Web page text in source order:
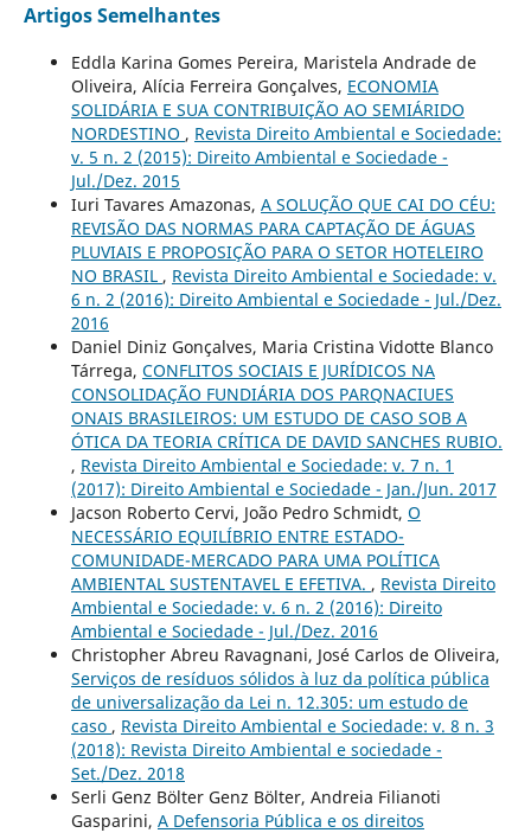
Artigos Semelhantes
Eddla Karina Gomes Pereira, Maristela Andrade de
Oliveira, Alícia Ferreira Gonçalves, ECONOMIA
SOLIDÁRIA E SUA CONTRIBUIÇÃO AO SEMIÁRIDO
NORDESTINO , Revista Direito Ambiental e Sociedade:
v. 5 n. 2 (2015): Direito Ambiental e Sociedade -
Jul./Dez. 2015
Iuri Tavares Amazonas, A SOLUÇÃO QUE CAI DO CÉU:
REVISÃO DAS NORMAS PARA CAPTAÇÃO DE ÁGUAS
PLUVIAIS E PROPOSIÇÃO PARA O SETOR HOTELEIRO
NO BRASIL , Revista Direito Ambiental e Sociedade: v.
6 n. 2 (2016): Direito Ambiental e Sociedade - Jul./Dez.
2016
Daniel Diniz Gonçalves, Maria Cristina Vidotte Blanco
Tárrega, CONFLITOS SOCIAIS E JURÍDICOS NA
CONSOLIDAÇÃO FUNDIÁRIA DOS PARQNACIUES
ONAIS BRASILEIROS: UM ESTUDO DE CASO SOB A
ÓTICA DA TEORIA CRÍTICA DE DAVID SANCHES RUBIO.
, Revista Direito Ambiental e Sociedade: v. 7 n. 1
(2017): Direito Ambiental e Sociedade - Jan./Jun. 2017
Jacson Roberto Cervi, João Pedro Schmidt, O
NECESSÁRIO EQUILÍBRIO ENTRE ESTADO-
COMUNIDADE-MERCADO PARA UMA POLÍTICA
AMBIENTAL SUSTENTAVEL E EFETIVA. , Revista Direito
Ambiental e Sociedade: v. 6 n. 2 (2016): Direito
Ambiental e Sociedade - Jul./Dez. 2016
Christopher Abreu Ravagnani, José Carlos de Oliveira,
Serviços de resíduos sólidos à luz da política pública
de universalização da Lei n. 12.305: um estudo de
caso , Revista Direito Ambiental e Sociedade: v. 8 n. 3
(2018): Revista Direito Ambiental e sociedade -
Set./Dez. 2018
Serli Genz Bölter Genz Bölter, Andreia Filianoti
Gasparini, A Defensoria Pública e os direitos